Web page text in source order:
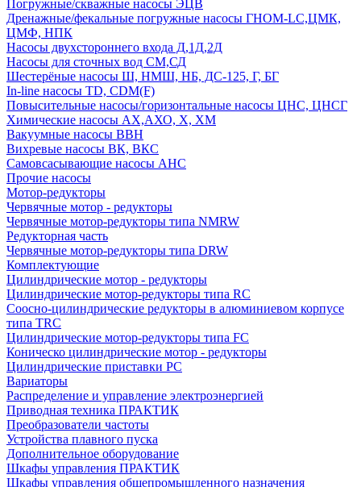
Погружные/скважные насосы ЭЦВ
Дренажные/фекальные погружные насосы ГНОМ-LC,ЦМК,
ЦМФ, НПК
Насосы двухстороннего входа Д,1Д,2Д
Насосы для сточных вод СМ,СД
Шестерёные насосы Ш, НМШ, НБ, ДС-125, Г, БГ
In-line насосы TD, CDM(F)
Повысительные насосы/горизонтальные насосы ЦНС, ЦНСГ
Химические насосы АХ,АХО, Х, ХМ
Вакуумные насосы ВВН
Вихревые насосы ВК, ВКС
Самовсасывающие насосы АНС
Прочие насосы
Мотор-редукторы
Червячные мотор - редукторы
Червячные мотор-редукторы типа NMRW
Редукторная часть
Червячные мотор-редукторы типа DRW
Комплектующие
Цилиндрические мотор - редукторы
Цилиндрические мотор-редукторы типа RC
Соосно-цилиндрические редукторы в алюминиевом корпусе
типа TRC
Цилиндрические мотор-редукторы типа FC
Коническо цилиндрические мотор - редукторы
Цилиндрические приставки PC
Вариаторы
Распределение и управление электроэнергией
Приводная техника ПРАКТИК
Преобразователи частоты
Устройства плавного пуска
Дополнительное оборудование
Шкафы управления ПРАКТИК
Шкафы управления общепромышленного назначения